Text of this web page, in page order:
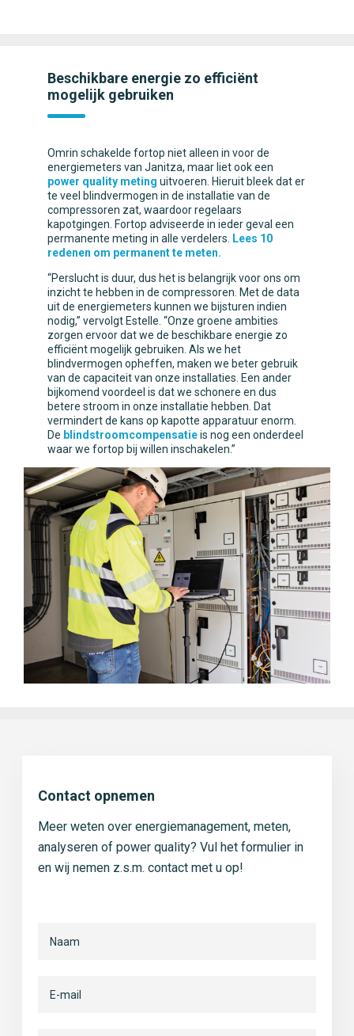
Beschikbare energie zo efficiënt
mogelijk gebruiken
Omrin schakelde fortop niet alleen in voor de
energiemeters van Janitza, maar liet ook een
power quality meting uitvoeren. Hieruit bleek dat er
te veel blindvermogen in de installatie van de
compressoren zat, waardoor regelaars
kapotgingen. Fortop adviseerde in ieder geval een
permanente meting in alle verdelers. Lees 10
redenen om permanent te meten.
“Perslucht is duur, dus het is belangrijk voor ons om
inzicht te hebben in de compressoren. Met de data
uit de energiemeters kunnen we bijsturen indien
nodig,” vervolgt Estelle. “Onze groene ambities
zorgen ervoor dat we de beschikbare energie zo
efficiënt mogelijk gebruiken. Als we het
blindvermogen opheffen, maken we beter gebruik
van de capaciteit van onze installaties. Een ander
bijkomend voordeel is dat we schonere en dus
betere stroom in onze installatie hebben. Dat
vermindert de kans op kapotte apparatuur enorm.
De blindstroomcompensatieis nog een onderdeel
waar we fortop bij willen inschakelen.”
Contact opnemen
Meer weten over energiemanagement, meten,
analyseren of power quality? Vul het formulier in
en wij nemen z.s.m. contact met u op!